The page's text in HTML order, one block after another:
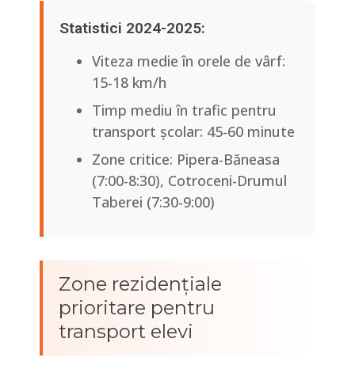
Statistici 2024-2025:
Viteza medie în orele de vârf:
15-18 km/h
Timp mediu în trafic pentru
transport școlar: 45-60 minute
Zone critice: Pipera-Băneasa
(7:00-8:30), Cotroceni-Drumul
Taberei (7:30-9:00)
Zone rezidențiale
prioritare pentru
transport elevi